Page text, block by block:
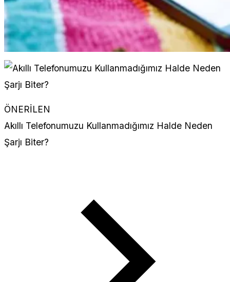
ÖNERİLEN
Akıllı Telefonumuzu Kullanmadığımız Halde Neden
Şarjı Biter?